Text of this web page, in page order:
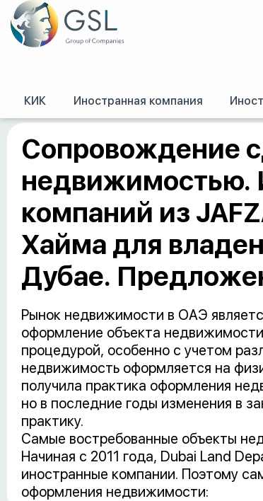
КИК Иностранная компания
GSL/Спецпредложения (офферы)/Сопровождение
Сопровождение
недвижимостью.
компаний из
Хайма для
Дубае.
Рынок недвижимости в ОАЭ
оформление объекта
процедурой, особенно с учетом
недвижимость оформляется на
получила практика оформления
но в последние годы изменения в
практику.
Самые востребованные объекты
Начиная с 2011 года, Dubai Land
иностранные компании. Поэтому
оформления недвижимости: